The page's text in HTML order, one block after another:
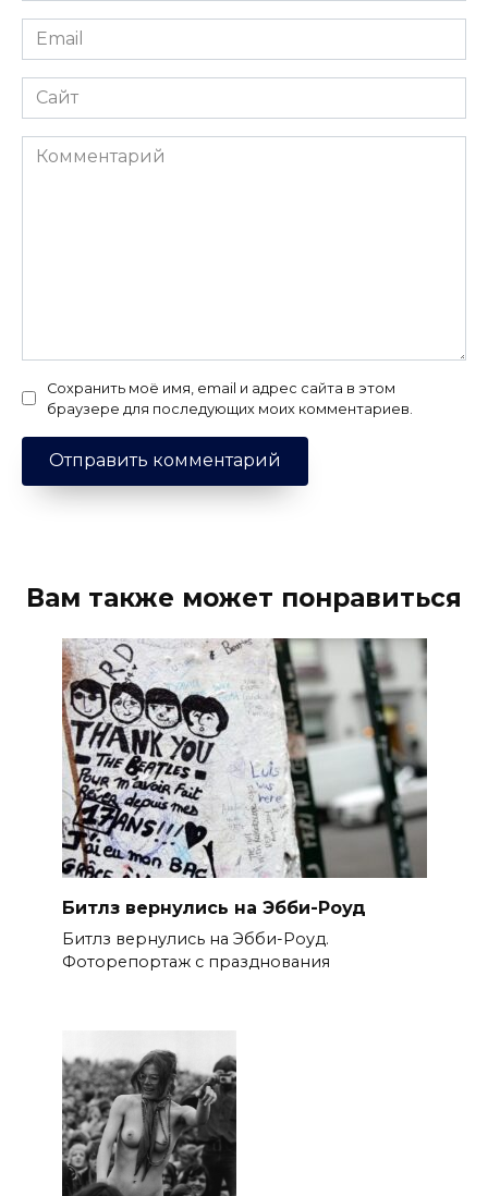
Email
*
Сайт
Комментарий
Сохранить моё имя, email и адрес сайта в этом
браузере для последующих моих комментариев.
Вам также может понравиться
Битлз вернулись на Эбби-Роуд
Битлз вернулись на Эбби-Роуд.
Фоторепортаж с празднования